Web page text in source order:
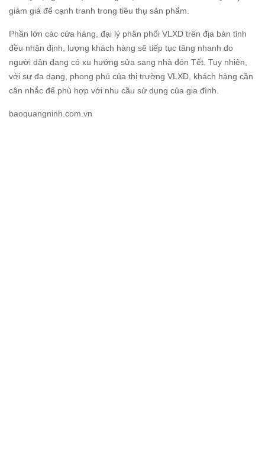
giảm giá để cạnh tranh trong tiêu thụ sản phẩm.
Phần lớn các cửa hàng, đại lý phân phối VLXD trên địa bàn tỉnh
đều nhận định, lượng khách hàng sẽ tiếp tục tăng nhanh do
người dân đang có xu hướng sửa sang nhà đón Tết. Tuy nhiên,
với sự đa dạng, phong phú của thị trường VLXD, khách hàng cần
cân nhắc để phù hợp với nhu cầu sử dụng của gia đình.
baoquangninh.com.vn